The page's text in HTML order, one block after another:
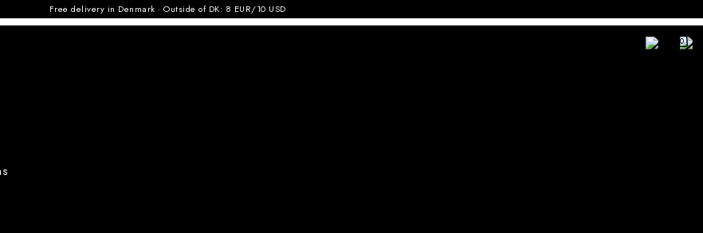
Free delivery in Denmark · Outside of DK: 8 EUR/10 USD
0